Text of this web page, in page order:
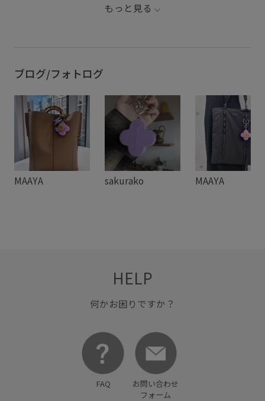
もっと見る
ブログ/フォトログ
MAAYA sakurako MAAYA
HELP
何かお困りですか？
FAQ
お問い合わせ
フォーム